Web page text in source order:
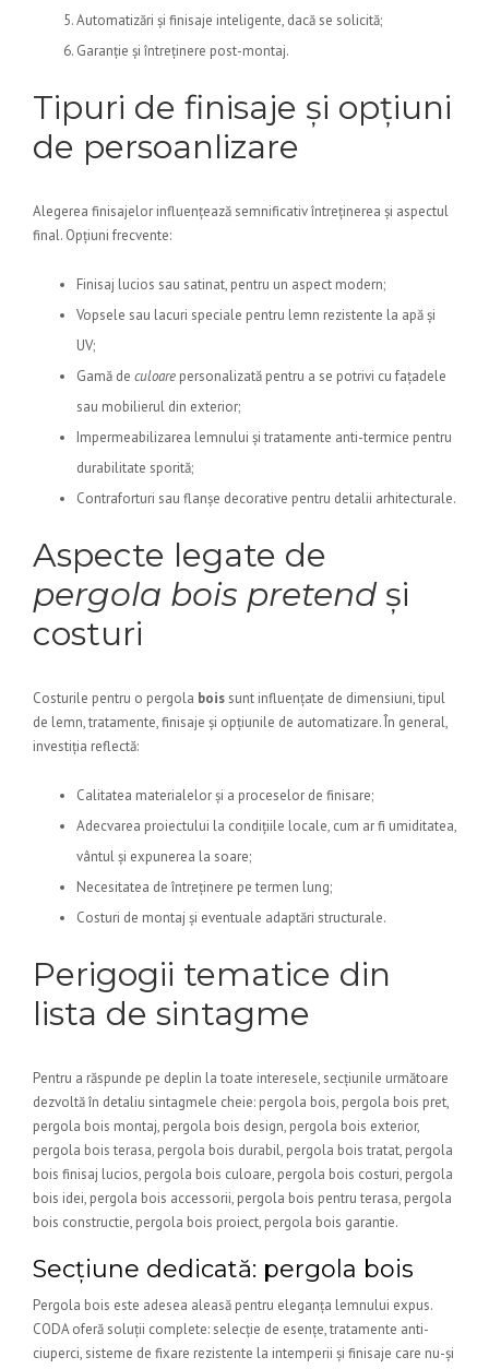
Automatizări și finisaje inteligente, dacă se solicită;
Garanție și întreținere post-montaj.
Tipuri de finisaje și opțiuni
de persoanlizare
Alegerea finisajelor influențează semnificativ întreținerea și aspectul
final. Opțiuni frecvente:
Finisaj lucios sau satinat, pentru un aspect modern;
Vopsele sau lacuri speciale pentru lemn rezistente la apă și
UV;
Gamă de culoare personalizată pentru a se potrivi cu fațadele
sau mobilierul din exterior;
Impermeabilizarea lemnului și tratamente anti-termice pentru
durabilitate sporită;
Contraforturi sau flanșe decorative pentru detalii arhitecturale.
Aspecte legate de
pergola bois pretendși
costuri
Costurile pentru o pergola boissunt influențate de dimensiuni, tipul
de lemn, tratamente, finisaje și opțiunile de automatizare. În general,
investiția reflectă:
Calitatea materialelor și a proceselor de finisare;
Adecvarea proiectului la condițiile locale, cum ar fi umiditatea,
vântul și expunerea la soare;
Necesitatea de întreținere pe termen lung;
Costuri de montaj și eventuale adaptări structurale.
Perigogii tematice din
lista de sintagme
Pentru a răspunde pe deplin la toate interesele, secțiunile următoare
dezvoltă în detaliu sintagmele cheie: pergola bois, pergola bois pret,
pergola bois montaj, pergola bois design, pergola bois exterior,
pergola bois terasa, pergola bois durabil, pergola bois tratat, pergola
bois finisaj lucios, pergola bois culoare, pergola bois costuri, pergola
bois idei, pergola bois accessorii, pergola bois pentru terasa, pergola
bois constructie, pergola bois proiect, pergola bois garantie.
Secțiune dedicată: pergola bois
Pergola bois este adesea aleasă pentru eleganța lemnului expus.
CODA oferă soluții complete: selecție de esențe, tratamente anti-
ciuperci, sisteme de fixare rezistente la intemperii și finisaje care nu-și